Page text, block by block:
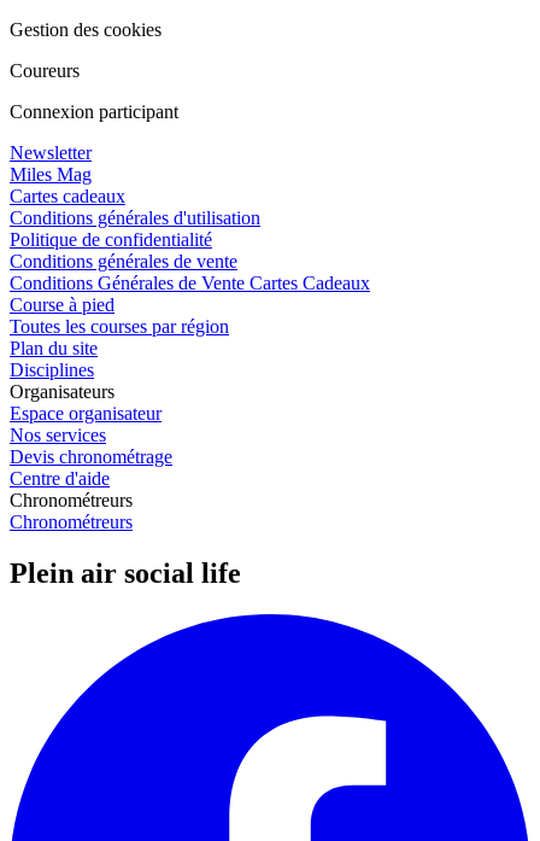
Gestion des cookies
Coureurs
Connexion participant
Newsletter
Miles Mag
Cartes cadeaux
Conditions générales d'utilisation
Politique de confidentialité
Conditions générales de vente
Conditions Générales de Vente Cartes Cadeaux
Course à pied
Toutes les courses par région
Plan du site
Disciplines
Organisateurs
Espace organisateur
Nos services
Devis chronométrage
Centre d'aide
Chronométreurs
Chronométreurs
Plein air social life